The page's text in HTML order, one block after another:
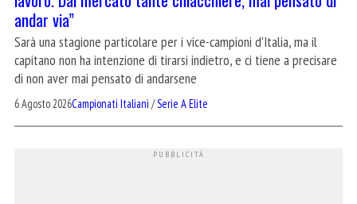
andar via”
Sarà una stagione particolare per i vice-campioni d'Italia, ma il
capitano non ha intenzione di tirarsi indietro, e ci tiene a precisare
di non aver mai pensato di andarsene
6 Agosto 2026Campionati Italiani /Serie A Elite